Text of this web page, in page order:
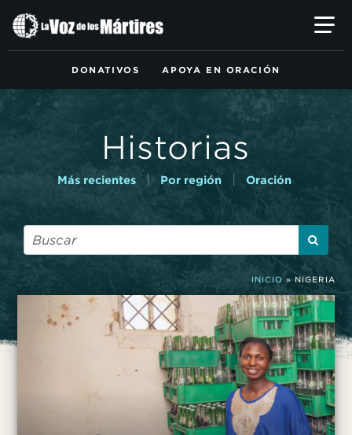
contenido
principal
DONATIVOS APOYA EN ORACIÓN
Historias
Más recientes | Por región Oración
INICIO »NIGERIA